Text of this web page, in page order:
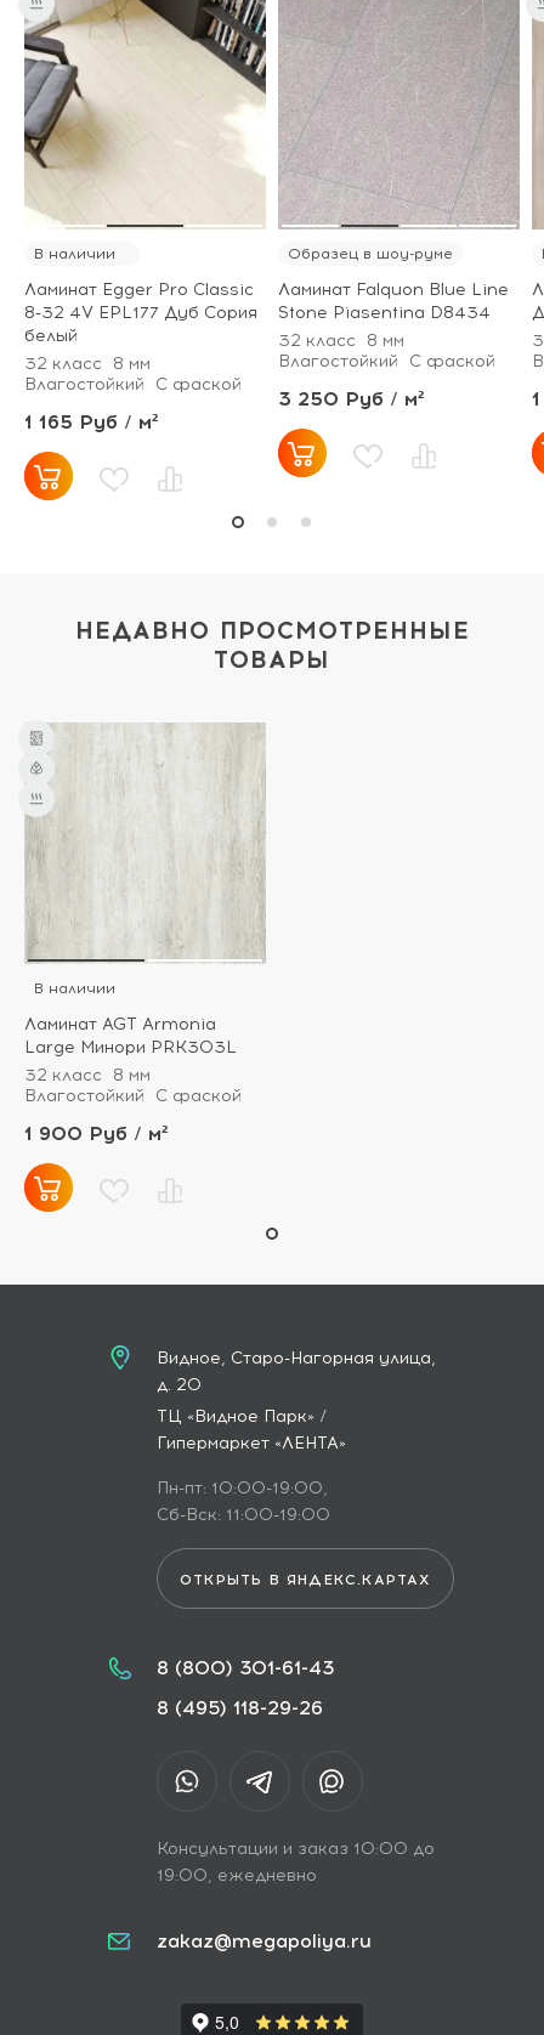
В наличии
Ламинат Egger Pro Classic
8-32 4V EPL177 Дуб Сория
белый
32 класс
8 мм
Влагостойкий
С фаской
1 165 Руб / м²
Образец в шоу-руме
Ламинат Falquon Blue Line
Stone Piasentina D8434
32 класс
8 мм
Влагостойкий
С фаской
3 250 Руб / м²
НЕДАВНО ПРОСМОТРЕННЫЕ
ТОВАРЫ
В наличии
Ламинат AGT Armonia
Large Минори PRK303L
32 класс
8 мм
Влагостойкий
С фаской
1 900 Руб / м²
Видное, Старо-Нагорная улица,
д. 20
ТЦ «Видное Парк» /
Гипермаркет «ЛЕНТА»
Пн-пт: 10:00-19:00,
Сб-Вск: 11:00-19:00
ОТКРЫТЬ В ЯНДЕКС.КАРТАХ
8 (800) 301-61-43
8 (495) 118-29-26
Консультации и заказ 10:00 до
19:00, ежедневно
zakaz@megapoliya.ru